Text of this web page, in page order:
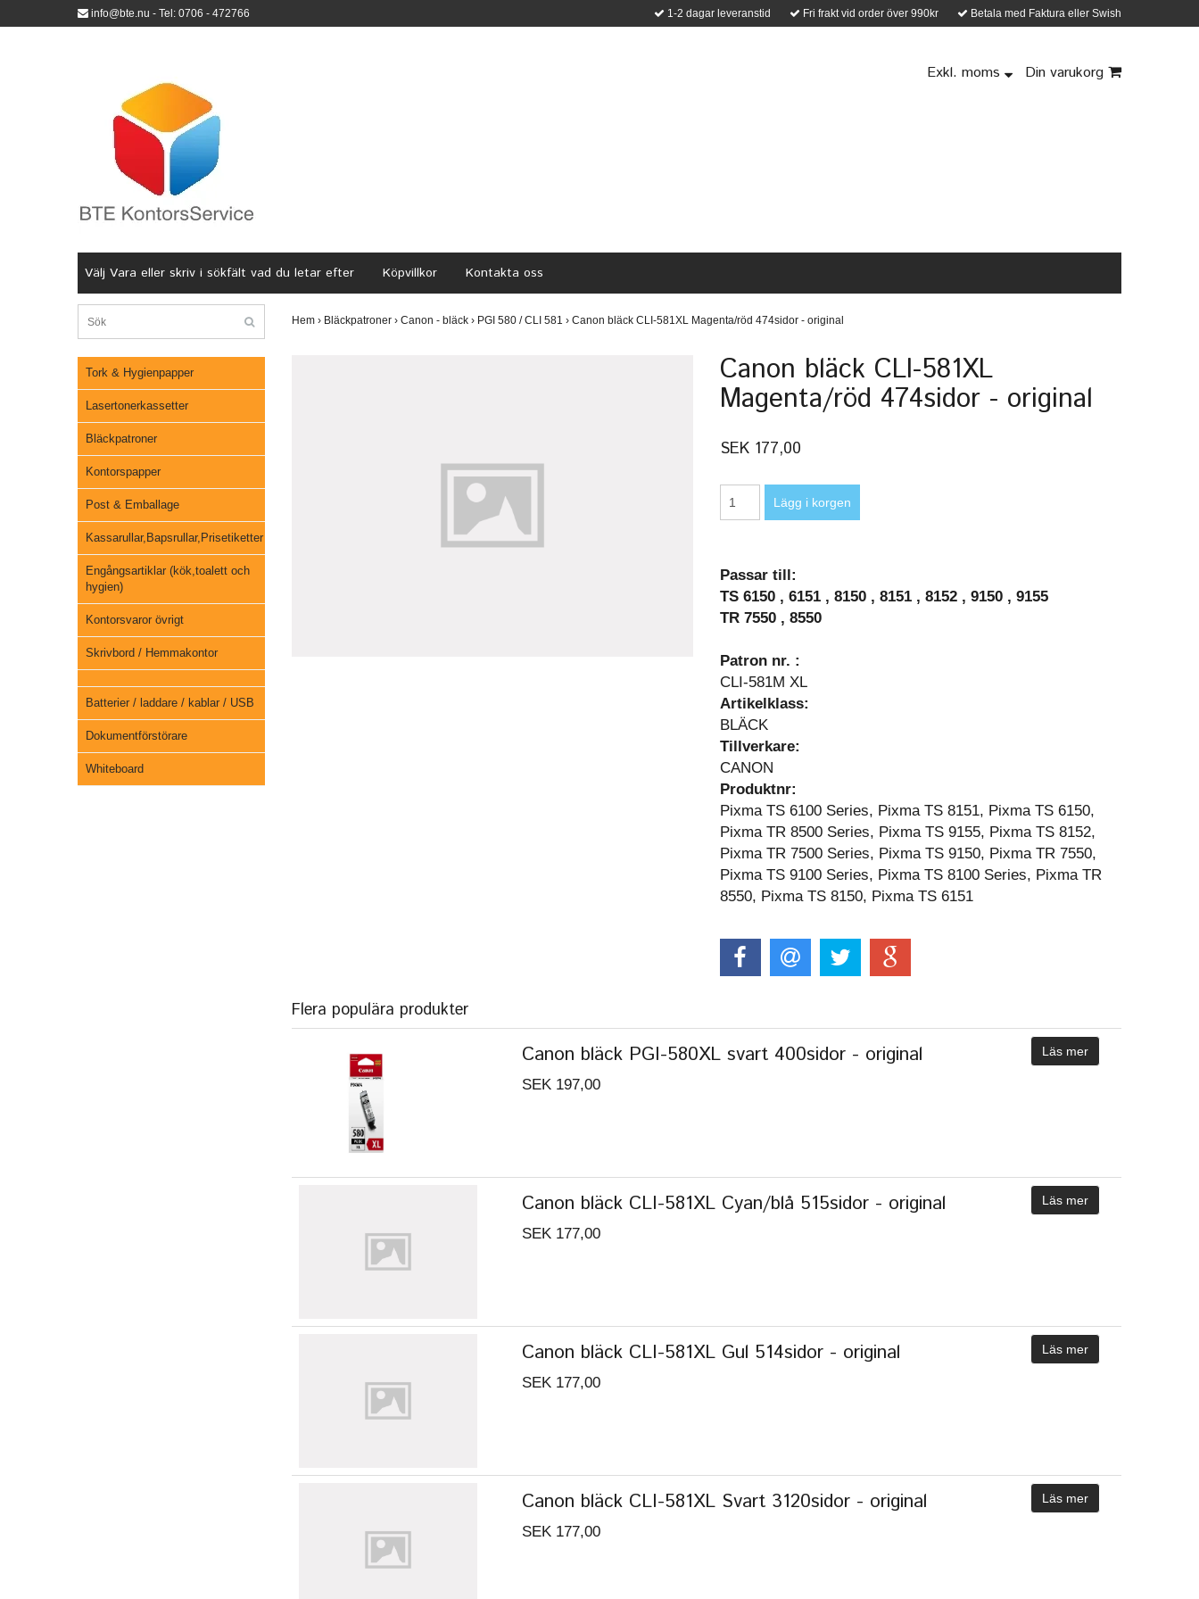
info@bte.nu - Tel: 0706 - 472766 1-2 dagar leveranstid Fri frakt vid order över 990kr Betala med Faktura eller Swish
Exkl. moms Din varukorg
Välj Vara eller skriv i sökfält vad du letar efter Köpvillkor Kontakta oss
Tork & Hygienpapper
Lasertonerkassetter
Bläckpatroner
Kontorspapper
Post & Emballage
Kassarullar,Bapsrullar,Prisetiketter
Engångsartiklar (kök,toalett och
hygien)
Kontorsvaror övrigt
Skrivbord / Hemmakontor
Batterier / laddare / kablar / USB
Dokumentförstörare
Whiteboard
Hem › Bläckpatroner › Canon - bläck › PGI 580 / CLI 581 › Canon bläck CLI-581XL Magenta/röd 474sidor - original
Canon bläck CLI-581XL
Magenta/röd 474sidor - original
SEK 177,00
Passar till:
TS 6150 , 6151 , 8150 , 8151 , 8152 , 9150 , 9155
TR 7550 , 8550
Patron nr. :
CLI-581M XL
Artikelklass:
BLÄCK
Tillverkare:
CANON
Produktnr:
Pixma TS 6100 Series, Pixma TS 8151, Pixma TS 6150,
Pixma TR 8500 Series, Pixma TS 9155, Pixma TS 8152,
Pixma TR 7500 Series, Pixma TS 9150, Pixma TR 7550,
Pixma TS 9100 Series, Pixma TS 8100 Series, Pixma TR
8550, Pixma TS 8150, Pixma TS 6151
Flera populära produkter
Canon bläck PGI-580XL svart 400sidor - original
SEK 197,00
Läs mer
Canon bläck CLI-581XL Cyan/blå 515sidor - original
SEK 177,00
Läs mer
Canon bläck CLI-581XL Gul 514sidor - original
SEK 177,00
Läs mer
Canon bläck CLI-581XL Svart 3120sidor - original
SEK 177,00
Läs mer